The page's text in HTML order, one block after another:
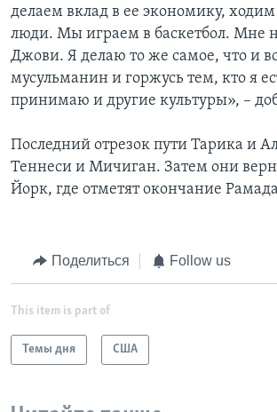
делаем вклад в ее экономику,
люди. Мы играем в баскетбол. Мне
Джови. Я делаю то же самое, что и
мусульманин и горжусь тем, кто я
принимаю и другие культуры», –
Последний отрезок пути Тарика и
Теннеси и Мичиган. Затем они
Йорк, где отметят окончание
Поделиться Follow us
This item is part of
Темы дня США